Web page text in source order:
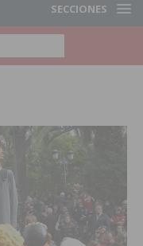
SECCIONES